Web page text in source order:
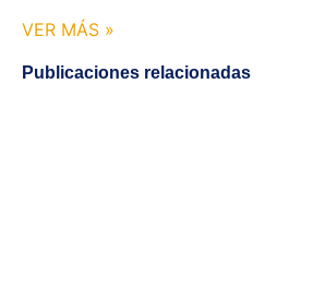
VER MÁS »
Publicaciones relacionadas